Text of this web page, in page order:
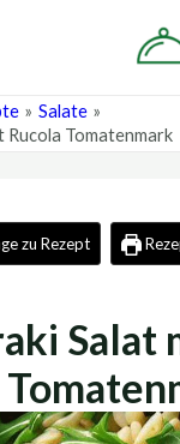
Salate
Rucola Tomatenmark
zu Rezept
Salat